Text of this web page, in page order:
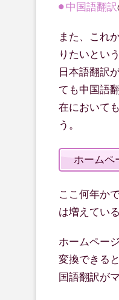
中国語翻訳
また、これ
りたいとい
日本語翻訳
ても中国語
在において
う。
ホームペ
ここ何年か
は増えてい
ホームペー
変換できる
国語翻訳が